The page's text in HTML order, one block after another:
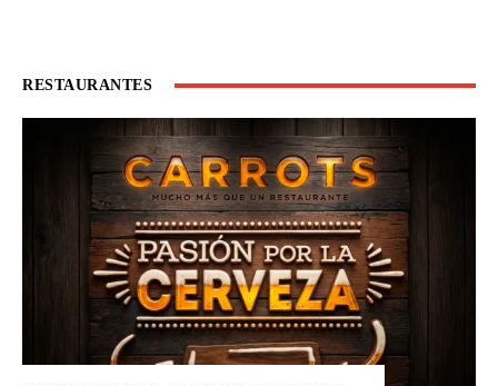
RESTAURANTES